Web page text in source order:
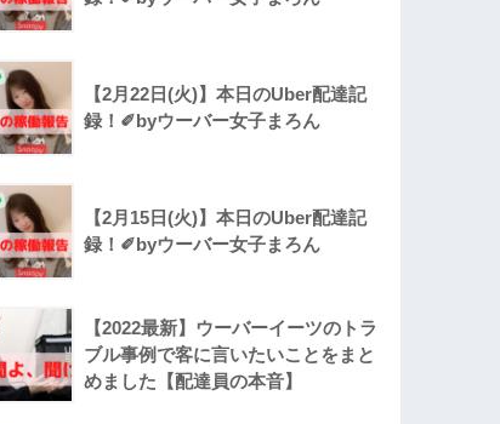
【2月22日(火)】本日のUber配達記
録！✐byウーバー女子まろん
【2月15日(火)】本日のUber配達記
録！✐byウーバー女子まろん
【2022最新】ウーバーイーツのトラ
ブル事例で客に言いたいことをまと
めました【配達員の本音】